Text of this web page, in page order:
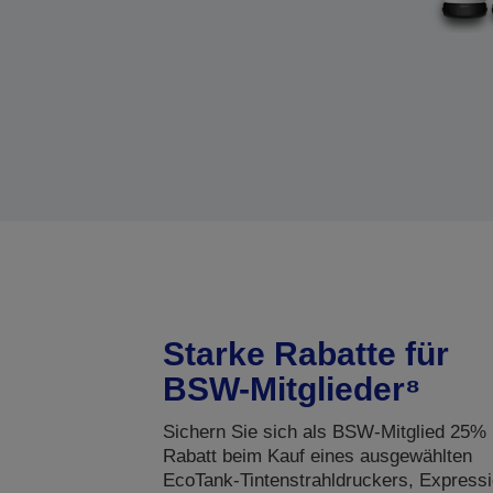
Starke Rabatte für
BSW-Mitglieder⁸
Sichern Sie sich als BSW-Mitglied 25%
Rabatt beim Kauf eines ausgewählten
EcoTank-Tintenstrahldruckers,